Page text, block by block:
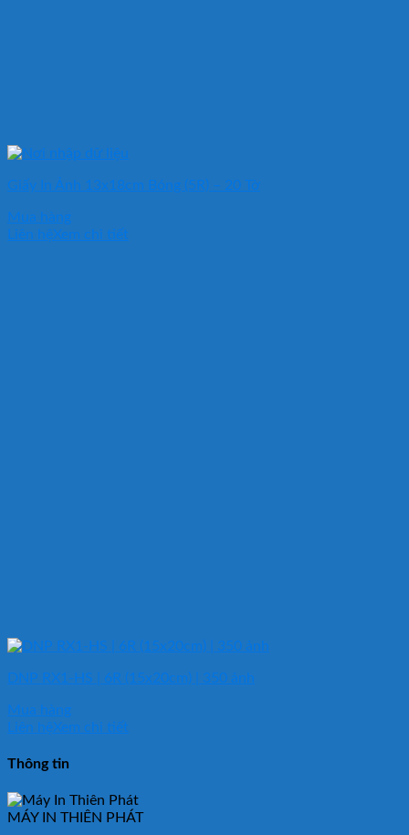
Giấy In Ảnh 13x18cm Bóng (5R) – 20 Tờ
Mua hàng
Liên hệXem chi tiết
DNP RX1-HS | 6R (15x20cm) | 350 ảnh
Mua hàng
Liên hệXem chi tiết
Thông tin
MÁY IN THIÊN PHÁT